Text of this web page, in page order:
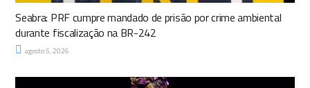
Seabra: PRF cumpre mandado de prisão por crime ambiental
durante fiscalização na BR-242
agosto 5, 2026